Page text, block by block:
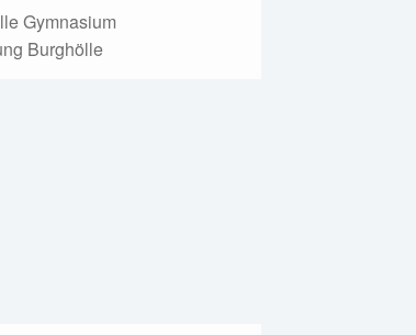
Gymnasium
Burghölle